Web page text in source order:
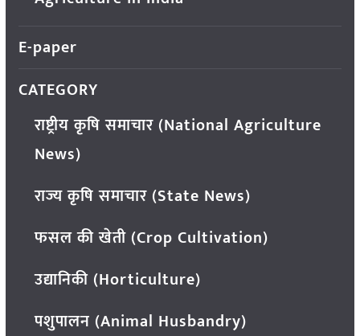
E-paper
CATEGORY
राष्ट्रीय कृषि समाचार (National Agriculture
News)
राज्य कृषि समाचार (State News)
फसल की खेती (Crop Cultivation)
उद्यानिकी (Horticulture)
पशुपालन (Animal Husbandry)